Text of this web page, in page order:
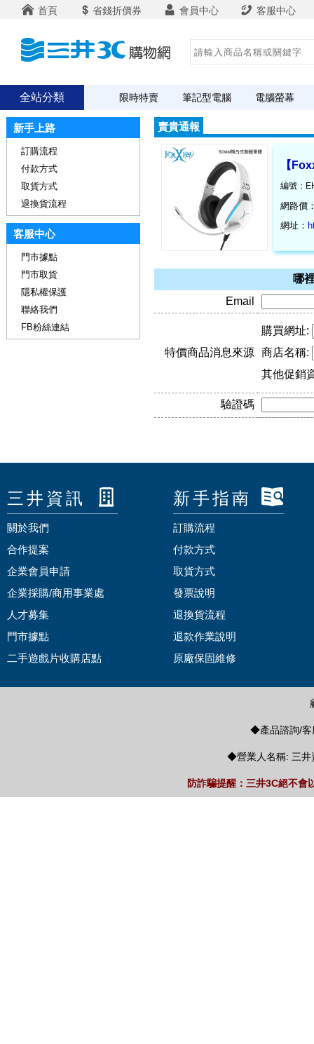
首頁 省錢折價券 會員中心 客服中心
全站分類 限時特賣 筆記型電腦 電腦螢幕
賣貴通報
【
編號：
網路價
網址：
哪
Email
特價商品消息來源
購買網址:
商店名稱:
其他促銷
驗證碼
新手上路
訂購流程
付款方式
取貨方式
退換貨流程
客服中心
門市據點
門市取貨
隱私權保護
聯絡我們
FB粉絲連結
三井資訊
關於我們
合作提案
企業會員申請
企業採購/商用事業處
人才募集
門市據點
二手遊戲片收購店點
新手指南
訂購流程
付款方式
取貨方式
發票說明
退換貨流程
退款作業說明
原廠保固維修
◆產品諮詢/客
◆營業人名稱: 三井
防詐騙提醒：三井3C絕不會